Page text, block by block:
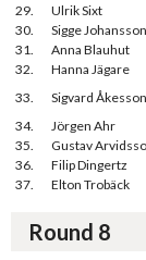
29.
Ulrik Sixt
30.
Sigge Johansson
31.
Anna Blauhut
32.
Hanna Jägare
33.
Sigvard Åkesson
34.
Jörgen Ahr
35.
Gustav
36.
Filip Dingertz
37.
Elton Trobäck
Round 8